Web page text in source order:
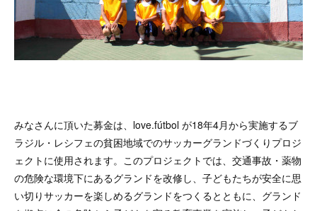
みなさんに頂いた募金は、love.fútbol が18年4月から実施するブ
ラジル・レシフェの貧困地域でのサッカーグランドづくりプロジ
ェクトに使用されます。このプロジェクトでは、交通事故・薬物
の危険な環境下にあるグランドを改修し、子どもたちが安全に思
い切りサッカーを楽しめるグランドをつくるとともに、グランド